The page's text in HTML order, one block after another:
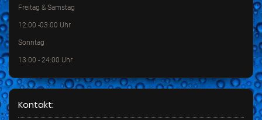
Freitag & Samstag
12:00 -03:00 Uhr
Sonntag
13:00 - 24:00 Uhr
Kontakt: